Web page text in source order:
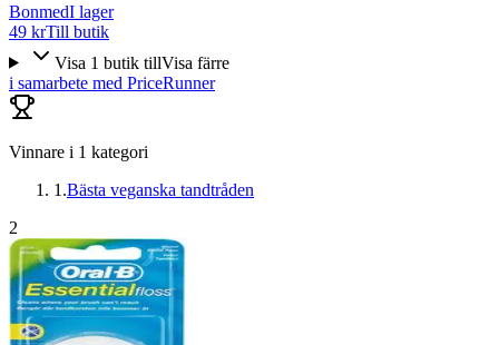
BonmedI lager
49 krTill butik
Visa 1 butik tillVisa färre
i samarbete med PriceRunner
Vinnare i 1 kategori
1 .Bästa veganska tandtråden
2